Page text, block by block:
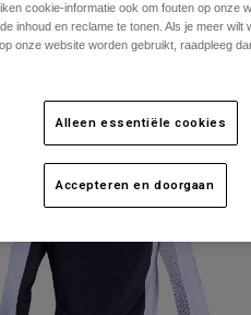
cookie-informatie ook om fouten op onze
inhoud en reclame te tonen. Als je meer wilt
onze website worden gebruikt, raadpleeg
Alleen essentiële cookies
Accepteren en doorgaan